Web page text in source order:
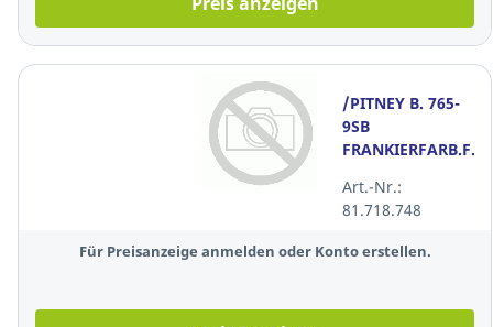
/PITNEY B. 765-
9SB
Art.-Nr.:
81.718.748
Für Preisanzeige anmelden oder Konto erstellen.